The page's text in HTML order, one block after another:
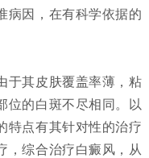
病因，在有科学依据的
其皮肤覆盖率薄，粘
位的白斑不尽相同。以
特点有其针对性的治疗
，综合治疗白癜风，从